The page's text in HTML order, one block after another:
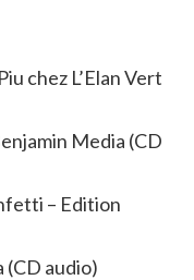
chez L’Elan Vert
Media (CD
– Edition
(CD audio)